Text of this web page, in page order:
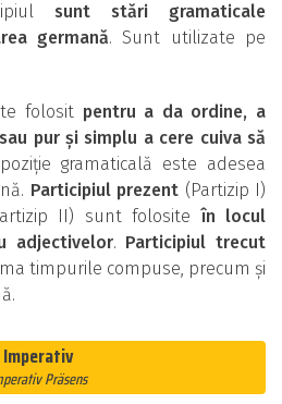
sunt stări gramaticale
germană. Sunt utilizate pe
folosit pentru a da ordine, a
pur și simplu a cere cuiva să
gramaticală este adesea
Participiul prezent (Partizip I)
II) sunt folositeîn locul
adjectivelor. Participiul trecut
timpurile compuse, precum și
Imperativ
Präsens